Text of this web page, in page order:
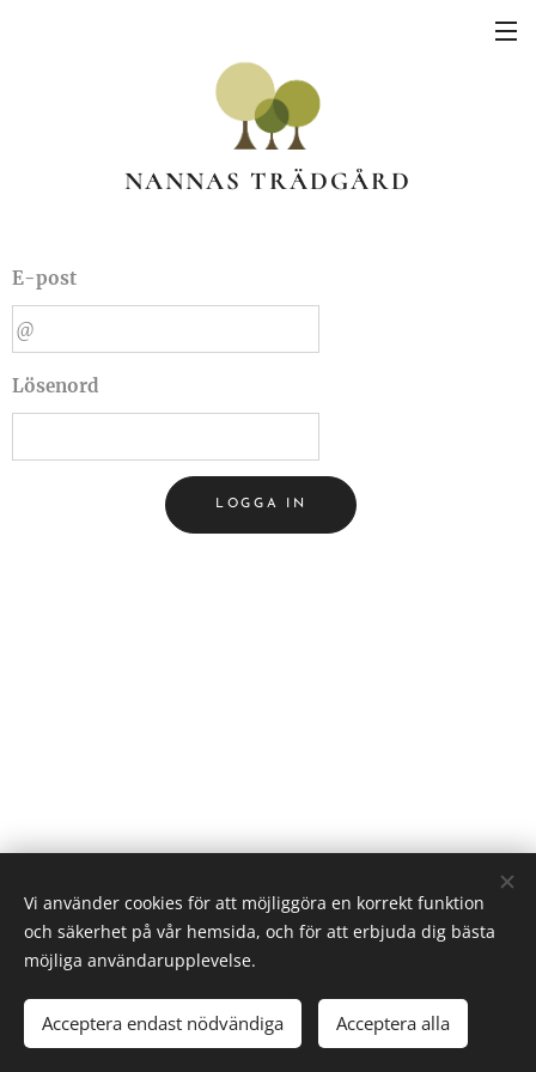
NANNAS TRÄDGÅRD
E-post
Lösenord
LOGGA IN
Nannas Trädgård
Bofinksvägen 7
243 95 Höör
Cookies
Vi använder cookies för att möjliggöra en korrekt funktion
och säkerhet på vår hemsida, och för att erbjuda dig bästa
möjliga användarupplevelse.
Acceptera endast nödvändiga Acceptera alla